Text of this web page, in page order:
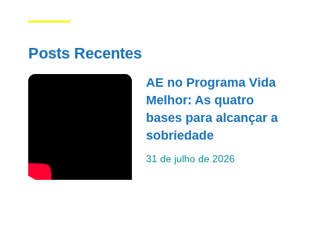
Posts Recentes
AE no Programa Vida
Melhor: As quatro
bases para alcançar a
sobriedade
31 de julho de 2026